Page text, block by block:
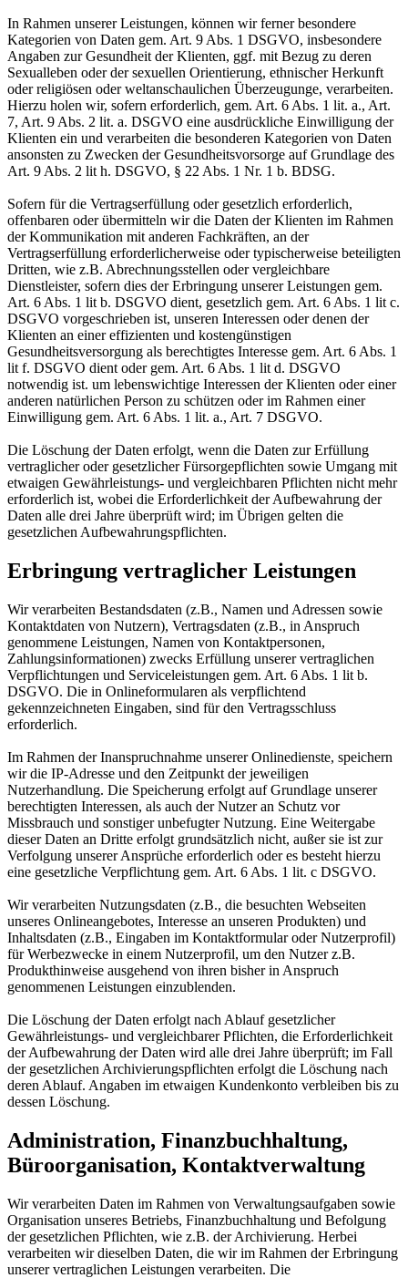
In Rahmen unserer Leistungen, können wir ferner besondere
Kategorien von Daten gem. Art. 9 Abs. 1 DSGVO, insbesondere
Angaben zur Gesundheit der Klienten, ggf. mit Bezug zu deren
Sexualleben oder der sexuellen Orientierung, ethnischer Herkunft
oder religiösen oder weltanschaulichen Überzeugunge, verarbeiten.
Hierzu holen wir, sofern erforderlich, gem. Art. 6 Abs. 1 lit. a., Art.
7, Art. 9 Abs. 2 lit. a. DSGVO eine ausdrückliche Einwilligung der
Klienten ein und verarbeiten die besonderen Kategorien von Daten
ansonsten zu Zwecken der Gesundheitsvorsorge auf Grundlage des
Art. 9 Abs. 2 lit h. DSGVO, § 22 Abs. 1 Nr. 1 b. BDSG.
Sofern für die Vertragserfüllung oder gesetzlich erforderlich,
offenbaren oder übermitteln wir die Daten der Klienten im Rahmen
der Kommunikation mit anderen Fachkräften, an der
Vertragserfüllung erforderlicherweise oder typischerweise beteiligten
Dritten, wie z.B. Abrechnungsstellen oder vergleichbare
Dienstleister, sofern dies der Erbringung unserer Leistungen gem.
Art. 6 Abs. 1 lit b. DSGVO dient, gesetzlich gem. Art. 6 Abs. 1 lit c.
DSGVO vorgeschrieben ist, unseren Interessen oder denen der
Klienten an einer effizienten und kostengünstigen
Gesundheitsversorgung als berechtigtes Interesse gem. Art. 6 Abs. 1
lit f. DSGVO dient oder gem. Art. 6 Abs. 1 lit d. DSGVO
notwendig ist. um lebenswichtige Interessen der Klienten oder einer
anderen natürlichen Person zu schützen oder im Rahmen einer
Einwilligung gem. Art. 6 Abs. 1 lit. a., Art. 7 DSGVO.
Die Löschung der Daten erfolgt, wenn die Daten zur Erfüllung
vertraglicher oder gesetzlicher Fürsorgepflichten sowie Umgang mit
etwaigen Gewährleistungs- und vergleichbaren Pflichten nicht mehr
erforderlich ist, wobei die Erforderlichkeit der Aufbewahrung der
Daten alle drei Jahre überprüft wird; im Übrigen gelten die
gesetzlichen Aufbewahrungspflichten.
Erbringung vertraglicher Leistungen
Wir verarbeiten Bestandsdaten (z.B., Namen und Adressen sowie
Kontaktdaten von Nutzern), Vertragsdaten (z.B., in Anspruch
genommene Leistungen, Namen von Kontaktpersonen,
Zahlungsinformationen) zwecks Erfüllung unserer vertraglichen
Verpflichtungen und Serviceleistungen gem. Art. 6 Abs. 1 lit b.
DSGVO. Die in Onlineformularen als verpflichtend
gekennzeichneten Eingaben, sind für den Vertragsschluss
erforderlich.
Im Rahmen der Inanspruchnahme unserer Onlinedienste, speichern
wir die IP-Adresse und den Zeitpunkt der jeweiligen
Nutzerhandlung. Die Speicherung erfolgt auf Grundlage unserer
berechtigten Interessen, als auch der Nutzer an Schutz vor
Missbrauch und sonstiger unbefugter Nutzung. Eine Weitergabe
dieser Daten an Dritte erfolgt grundsätzlich nicht, außer sie ist zur
Verfolgung unserer Ansprüche erforderlich oder es besteht hierzu
eine gesetzliche Verpflichtung gem. Art. 6 Abs. 1 lit. c DSGVO.
Wir verarbeiten Nutzungsdaten (z.B., die besuchten Webseiten
unseres Onlineangebotes, Interesse an unseren Produkten) und
Inhaltsdaten (z.B., Eingaben im Kontaktformular oder Nutzerprofil)
für Werbezwecke in einem Nutzerprofil, um den Nutzer z.B.
Produkthinweise ausgehend von ihren bisher in Anspruch
genommenen Leistungen einzublenden.
Die Löschung der Daten erfolgt nach Ablauf gesetzlicher
Gewährleistungs- und vergleichbarer Pflichten, die Erforderlichkeit
der Aufbewahrung der Daten wird alle drei Jahre überprüft; im Fall
der gesetzlichen Archivierungspflichten erfolgt die Löschung nach
deren Ablauf. Angaben im etwaigen Kundenkonto verbleiben bis zu
dessen Löschung.
Administration, Finanzbuchhaltung,
Büroorganisation, Kontaktverwaltung
Wir verarbeiten Daten im Rahmen von Verwaltungsaufgaben sowie
Organisation unseres Betriebs, Finanzbuchhaltung und Befolgung
der gesetzlichen Pflichten, wie z.B. der Archivierung. Herbei
verarbeiten wir dieselben Daten, die wir im Rahmen der Erbringung
unserer vertraglichen Leistungen verarbeiten. Die